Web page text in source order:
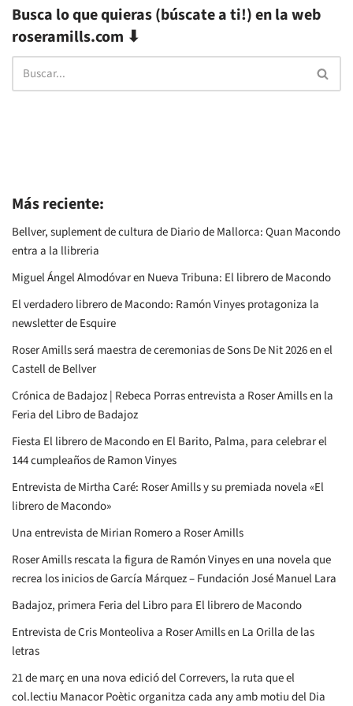
Busca lo que quieras (búscate a ti!) en la web
roseramills.com ⬇
Más reciente:
Bellver, suplement de cultura de Diario de Mallorca: Quan Macondo
entra a la llibreria
Miguel Ángel Almodóvar en Nueva Tribuna: El librero de Macondo
El verdadero librero de Macondo: Ramón Vinyes protagoniza la
newsletter de Esquire
Roser Amills será maestra de ceremonias de Sons De Nit 2026 en el
Castell de Bellver
Crónica de Badajoz | Rebeca Porras entrevista a Roser Amills en la
Feria del Libro de Badajoz
Fiesta El librero de Macondo en El Barito, Palma, para celebrar el
144 cumpleaños de Ramon Vinyes
Entrevista de Mirtha Caré: Roser Amills y su premiada novela «El
librero de Macondo»
Una entrevista de Mirian Romero a Roser Amills
Roser Amills rescata la figura de Ramón Vinyes en una novela que
recrea los inicios de García Márquez – Fundación José Manuel Lara
Badajoz, primera Feria del Libro para El librero de Macondo
Entrevista de Cris Monteoliva a Roser Amills en La Orilla de las
letras
21 de març en una nova edició del Correvers, la ruta que el
col.lectiu Manacor Poètic organitza cada any amb motiu del Dia